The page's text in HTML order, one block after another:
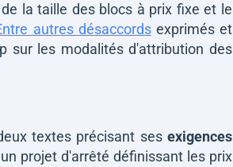
la taille des blocs à prix fixe et le
autres désaccordsexprimés et
sur les modalités d'attribution des
textes précisant sesexigences
projet d'arrêté définissant les prix